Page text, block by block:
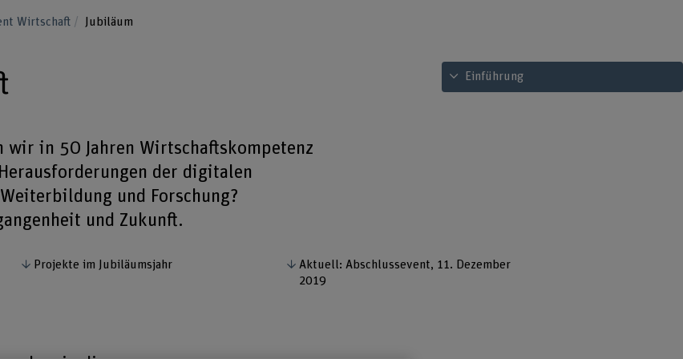
Wirtschaft Jubiläum
Inhaltsverzeichnis ansehen
Einführung
wir in 50 Jahren Wirtschaftskompetenz
der digitalen
und Forschung?
und Zukunft.
Projekte im Jubiläumsjahr
Aktuell: Abschlussevent, 11. Dezember
2019